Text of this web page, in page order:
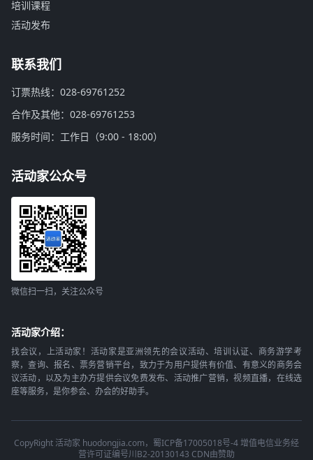
培训课程
活动发布
联系我们
订票热线：028-69761252
合作及其他：028-69761253
服务时间：工作日（9:00 - 18:00）
活动家公众号
微信扫一扫，关注公众号
活动家介绍：
找会议，上活动家！活动家是亚洲领先的会议活动、培训认证、商务游学考
察，查询、报名、票务营销平台，致力于为用户提供有价值、有意义的商务会
议活动，以及为主办方提供会议免费发布、活动推广营销，视频直播，在线选
座等服务，是你参会、办会的好助手。
CopyRight 活动家 huodongjia.com，蜀ICP备17005018号-4 增值电信业务经
营许可证编号川B2-20130143 CDN由赞助